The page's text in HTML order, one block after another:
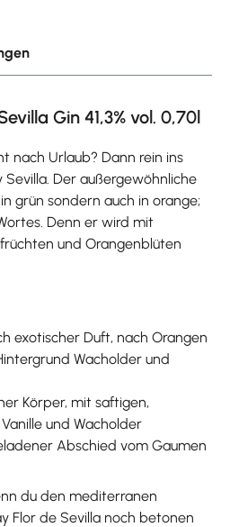
Gin 41,3% vol. 0,70l
nach Urlaub? Dann rein ins
Der außergewöhnliche
grün sondern auch in orange;
Denn er wird mit
und Orangenblüten
exotischer Duft, nach Orangen
Wacholder und
Körper, mit saftigen,
und Wacholder
Abschied vom Gaumen
du den mediterranen
Flor de Sevilla noch betonen